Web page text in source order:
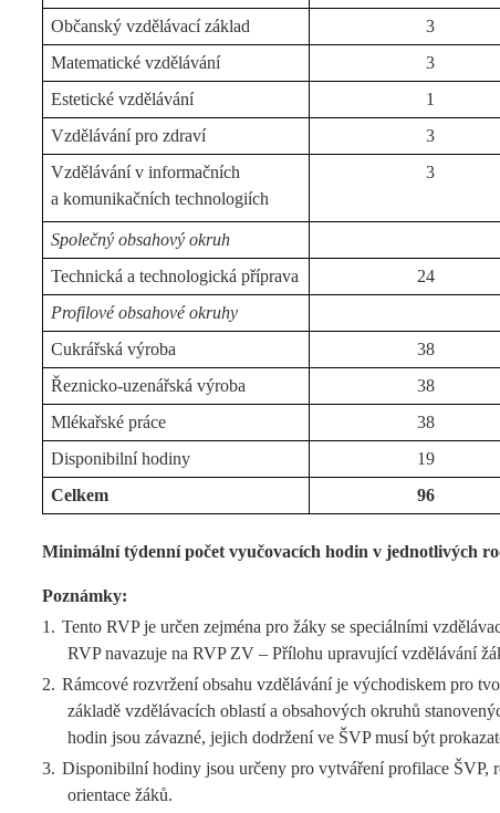
Občanský vzdělávací základ
3
Matematické vzdělávání
3
Estetické vzdělávání
1
Vzdělávání pro zdraví
3
Vzdělávání v informačních
a komunikačních technologiích
3
Společný obsahový okruh
Technická a technologická příprava
24
Profilové obsahové okruhy
Cukrářská výroba
38
Řeznicko-uzenářská výroba
38
Mlékařské práce
38
Disponibilní hodiny
19
Celkem
96
Minimální týdenní počet vyučovacích hodin v jednotlivých
Poznámky:
1. Tento RVP je určen zejména pro žáky se speciálními
RVP navazuje na RVP ZV – Přílohu upravující vzdělávání
2. Rámcové rozvržení obsahu vzdělávání je východiskem pro
základě vzdělávacích oblastí a obsahových okruhů
hodin jsou závazné, jejich dodržení ve ŠVP musí být
3. Disponibilní hodiny jsou určeny pro vytváření profilace ŠVP,
orientace žáků.